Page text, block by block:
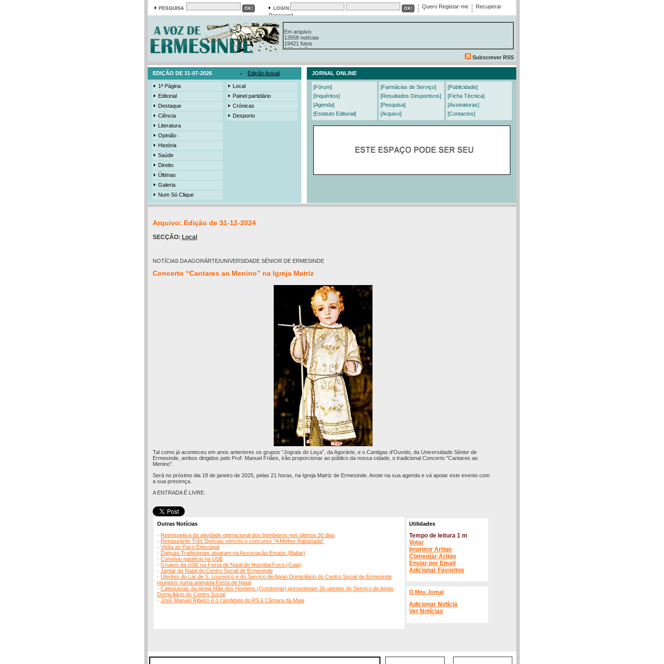
Quero Registar-me
Recuperar
Password
Em arquivo
13558 notícias
19421 fotos
385 edições
Subscrever RSS
EDIÇÃO DE 31-07-2026 Edição Actual JORNAL ONLINE
1ª Página
Editorial
Destaque
Ciência
Literatura
Opinião
História
Saúde
Direito
Últimas
Galeria
Num Só Clique
Local
Painel partidário
Crónicas
Desporto
[Fórum]
[Inquéritos]
[Agenda]
[Estatuto Editorial]
[Farmácias de Serviço]
[Resultados Desportivos]
[Pesquisa]
[Arquivo]
[Publicidade]
[Ficha Técnica]
[Assinaturas]
[Contactos]
Arquivo: Edição de 31-12-2024
SECÇÃO: Local
NOTÍCIAS DA AGORÁRTE/UNIVERSIDADE SÉNIOR DE ERMESINDE
Concerto “Cantares ao Menino” na Igreja Matriz
Tal como já aconteceu em anos anteriores os grupos “Jograis do Leça”, da Agorárte, e o Cantigas d’Ouvido, da Universidade Sénior de
Ermesinde, ambos dirigidos pelo Prof. Manuel Friães, irão proporcionar ao público da nossa cidade, o tradicional Concerto “Cantares ao
Menino”.
Será no próximo dia 18 de janeiro de 2025, pelas 21 horas, na Igreja Matriz de Ermesinde. Anote na sua agenda e vá apoiar este evento com
a sua presença.
A ENTRADA É LIVRE.
Outras Notícias
· Retrospetiva da atividade operacional dos bombeiros nos últimos 30 dias
· Restaurante Três Delícias venceu o concurso “A Melhor Rabanada”
· Visita ao Paço Episcopal
· Danças Tradicionais atuaram na Associação Emaús (Baltar)
· Convívio natalício na USE
· Grupos da USE na Festa de Natal do Hospital Foco (Gaia)
· Jantar de Natal do Centro Social de Ermesinde
· Utentes do Lar de S. Lourenço e do Serviço de Apoio Domiciliário do Centro Social de Ermesinde
reunidos numa animada Festa de Natal
· Catequistas da Igreja Mãe dos Homens (Gondomar) presenteiam 26 utentes do Serviço de Apoio
Domiciliário do Centro Social
· José Manuel Ribeiro é o candidato do PS à Câmara da Maia
Utilidades
Tempo de leitura 1 m
Votar
Imprimir Artigo
Comentar Artigo
Enviar por Email
Adicionar Favoritos
O Meu Jornal
Adicionar Notícia
Ver Notícias